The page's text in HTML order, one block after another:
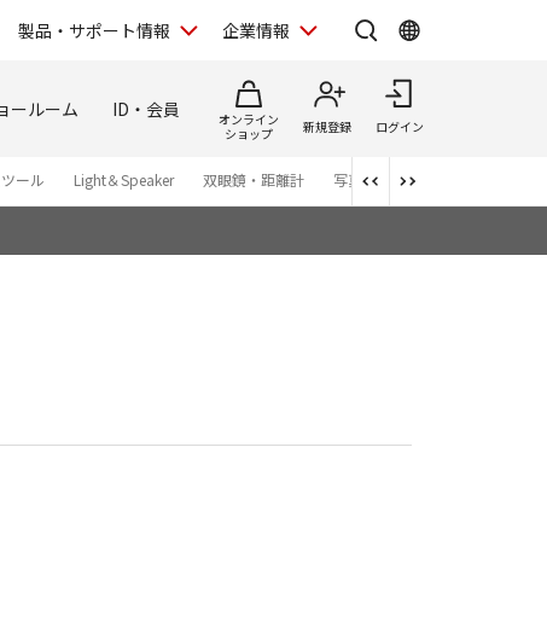
製品・サポート情報 企業情報
ールーム ID・会員
オンライン
ショップ
新規登録 ログイン
ール Light＆Speaker 双眼鏡・距離計 写真集 アプリ・ソフトウエ